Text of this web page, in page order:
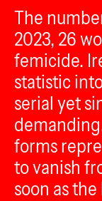
The
2023, 26
femicide.
statistic
serial yet
forms
to vanish
soon as